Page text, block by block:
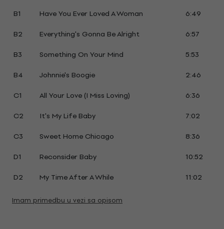
B1
Have You Ever Loved A Woman
6:49
B2
Everything's Gonna Be Alright
6:57
B3
Something On Your Mind
5:53
B4
Johnnie's Boogie
2:46
C1
All Your Love (I Miss Loving)
6:36
C2
It's My Life Baby
7:02
C3
Sweet Home Chicago
8:36
D1
Reconsider Baby
10:52
D2
My Time After A While 11:02
Imam primedbu u vezi sa opisom